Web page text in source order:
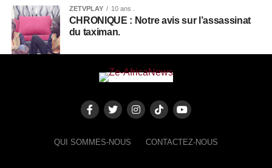
ZETVPLAY 10 ans .
CHRONIQUE : Notre avis sur l’assassinat
du taximan.
QUI SOMMES-NOUS CONTACTEZ-NOUS